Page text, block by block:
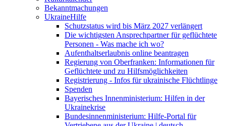
Bekanntmachungen
UkraineHilfe
Schutzstatus wird bis März 2027 verlängert
Die wichtigsten Ansprechpartner für geflüchtete
Personen - Was mache ich wo?
Aufenthaltserlaubnis online beantragen
Regierung von Oberfranken: Informationen für
Geflüchtete und zu Hilfsmöglichkeiten
Registrierung - Infos für ukrainische Flüchtlinge
Spenden
Bayerisches Innenministerium: Hilfen in der
Ukrainekrise
Bundesinnenministerium: Hilfe-Portal für